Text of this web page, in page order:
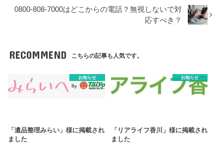
0800-808-7000はどこからの電話？無視しないで対
応すべき？
RECOMMEND こちらの記事も人気です。
お知らせ
「遺品整理みらい」様に掲載され
ました
お知らせ
「リアライフ⾹川」様に掲載され
ました